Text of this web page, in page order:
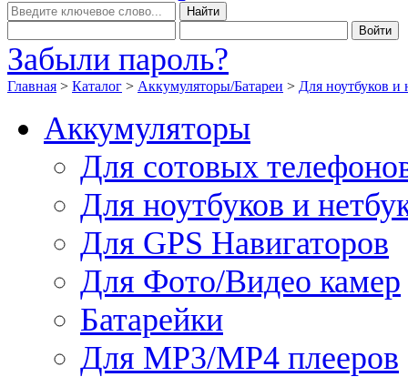
Забыли пароль?
Главная > Каталог > Аккумуляторы/Батареи > Для ноутбуков и
Аккумуляторы
Для сотовых
Для ноутбуков и
Для GPS Навигаторов
Для Фото/Видео камер
Батарейки
Для MP3/MP4 плееров